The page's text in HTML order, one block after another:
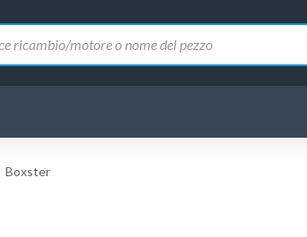
Boxster